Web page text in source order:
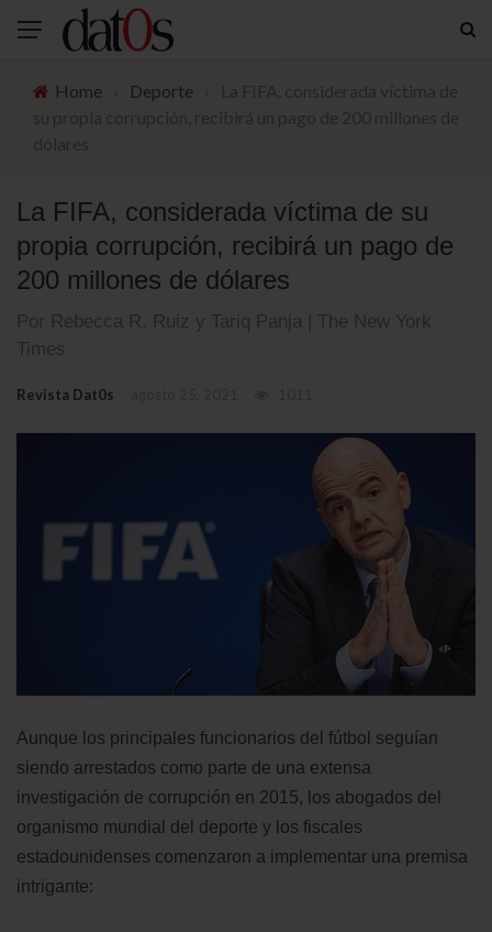
Home Deporte
La FIFA, considerada víctima de su
propia corrupción, recibirá un pago de
200 millones de dólares
Por Rebecca R. Ruiz y Tariq Panja | The New York
Times
Revista Dat0s
Aunque los principales funcionarios del fútbol seguían
siendo arrestados como parte de una extensa
investigación de corrupción en 2015, los abogados del
organismo mundial del deporte y los fiscales
estadounidenses comenzaron a implementar una premisa
intrigante: